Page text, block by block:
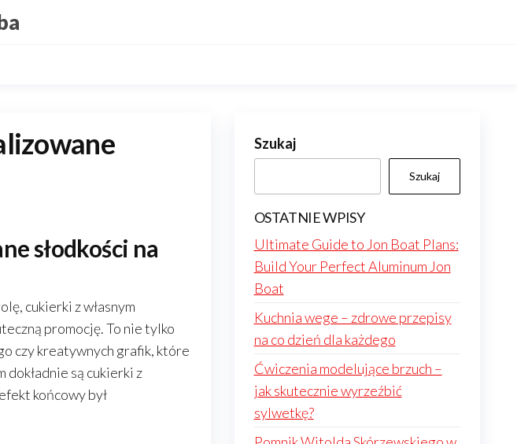
słodkości na
cukierki z własnym
promocję. To nie tylko
czy kreatywnych grafik, które
dokładnie są cukierki z
końcowy był
Szukaj
Szukaj
OSTATNIE WPISY
Ultimate Guide to Jon Boat Plans:
Build Your Perfect Aluminum Jon
Boat
Kuchnia wege – zdrowe przepisy
na co dzień dla każdego
Ćwiczenia modelujące brzuch –
jak skutecznie wyrzeźbić
sylwetkę?